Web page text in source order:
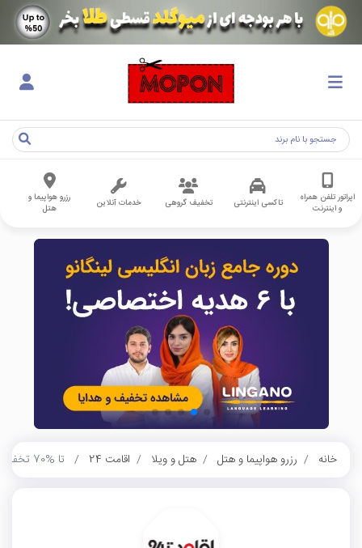
اپراتور تلفن همراه
و اینترنت
تاکسی اینترنتی تخفیف گروهی خدمات آنلاین
رزرو هواپیما و
هتل
خانه رزرو هواپیما و هتل هتل و ویلا اقامت 24 تا %70 تخفیف هتل‌ های برتر و پر بازدید اقامت 24